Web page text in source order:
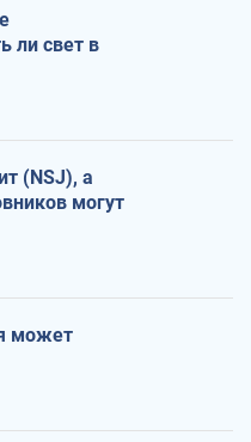
ли свет в
(NSJ), а
могут
может